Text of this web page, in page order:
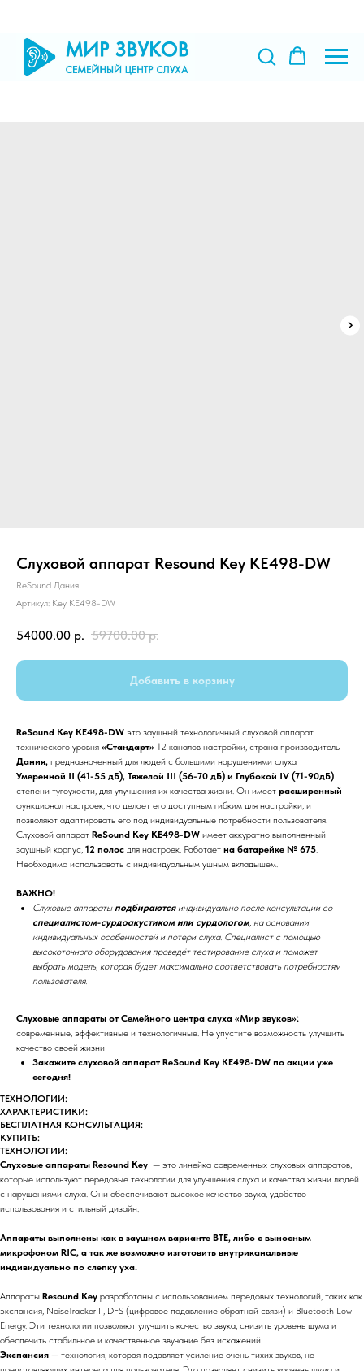
Слуховой аппарат Resound Key KE498-DW
ReSound Дания
Артикул: Key KE498-DW
54000.00 р. 59700.00 р.
Добавить в корзину
ReSound Key KE498-DW это заушный технологичный слуховой аппарат
технического уровня «Стандарт» 12 каналов настройки, страна производитель
Дания, предназначенный для людей с большими нарушениями слуха
Умеренной II (41-55 дБ), Тяжелой III (56-70 дБ) и Глубокой IV (71-90дБ)
степени тугоухости, для улучшения их качества жизни. Он имеет расширенный
функционал настроек, что делает его доступным гибким для настройки, и
позволяют адаптировать его под индивидуальные потребности пользователя.
Слуховой аппарат ReSound Key KE498-DW имеет аккуратно выполненный
заушный корпус, 12 полос для настроек. Работает на батарейке № 675.
Необходимо использовать с индивидуальным ушным вкладышем.
ВАЖНО!
Слуховые аппаратыподбираютсяиндивидуально после консультации со
специалистом-сурдоакустиком или сурдологом, на основании
индивидуальных особенностей и потери слуха. Специалист с помощью
высокоточного оборудования проведёт тестирование слуха и поможет
выбрать модель, которая будет максимально соответствовать потребностям
пользователя.
Слуховые аппараты от Семейного центра слуха «Мир звуков»:
современные, эффективные и технологичные. Не упустите возможность улучшить
качество своей жизни!
Закажите слуховой аппарат ReSound Key KE498-DW по акции уже
сегодня!
ТЕХНОЛОГИИ:
ХАРАКТЕРИСТИКИ:
БЕСПЛАТНАЯ КОНСУЛЬТАЦИЯ:
КУПИТЬ:
ТЕХНОЛОГИИ:
Слуховые аппараты Resound Key — это линейка современных слуховых аппаратов,
которые используют передовые технологии для улучшения слуха и качества жизни людей
с нарушениями слуха. Они обеспечивают высокое качество звука, удобство
использования и стильный дизайн.
Аппараты выполнены как в заушном варианте BTE, либо с выносным
микрофоном RIC, а так же возможно изготовить внутриканальные
индивидуально по слепку уха.
Аппараты Resound Key разработаны с использованием передовых технологий, таких как
экспансия, NoiseTracker II, DFS (цифровое подавление обратной связи) и Bluetooth Low
Energy. Эти технологии позволяют улучшить качество звука, снизить уровень шума и
обеспечить стабильное и качественное звучание без искажений.
Экспансия — технология, которая подавляет усиление очень тихих звуков, не